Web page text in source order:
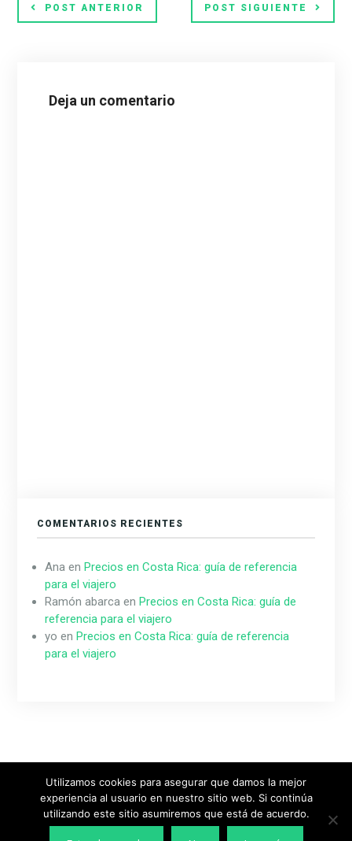
POST ANTERIOR POST SIGUIENTE
Deja un comentario
COMENTARIOS RECIENTES
Ana enPrecios en Costa Rica: guía de referencia
para el viajero
Ramón abarca enPrecios en Costa Rica: guía de
referencia para el viajero
yo enPrecios en Costa Rica: guía de referencia
para el viajero
Diseñado & Desarrollado por MeridianThemes
Utilizamos cookies para asegurar que damos la mejor
experiencia al usuario en nuestro sitio web. Si continúa
utilizando este sitio asumiremos que está de acuerdo.